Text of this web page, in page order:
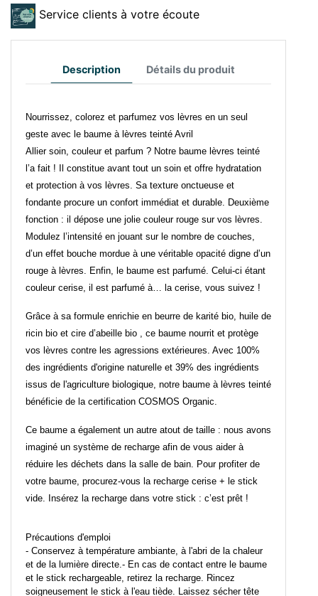
Service clients à votre écoute
Description Détails du produit
Nourrissez, colorez et parfumez vos lèvres en un seul
geste avec le baume à lèvres teinté Avril
Allier soin, couleur et parfum ? Notre baume lèvres teinté
l’a fait ! Il constitue avant tout un soin et offre hydratation
et protection à vos lèvres. Sa texture onctueuse et
fondante procure un confort immédiat et durable. Deuxième
fonction : il dépose une jolie couleur rouge sur vos lèvres.
Modulez l’intensité en jouant sur le nombre de couches,
d’un effet bouche mordue à une véritable opacité digne d’un
rouge à lèvres. Enfin, le baume est parfumé. Celui-ci étant
couleur cerise, il est parfumé à… la cerise, vous suivez !
Grâce à sa formule enrichie en beurre de karité bio, huile de
ricin bio et cire d’abeille bio , ce baume nourrit et protège
vos lèvres contre les agressions extérieures. Avec 100%
des ingrédients d'origine naturelle et 39% des ingrédients
issus de l'agriculture biologique, notre baume à lèvres teinté
bénéficie de la certification COSMOS Organic.
Ce baume a également un autre atout de taille : nous avons
imaginé un système de recharge afin de vous aider à
réduire les déchets dans la salle de bain. Pour profiter de
votre baume, procurez-vous la recharge cerise + le stick
vide. Insérez la recharge dans votre stick : c’est prêt !
Précautions d'emploi
- Conservez à température ambiante, à l'abri de la chaleur
et de la lumière directe.- En cas de contact entre le baume
et le stick rechargeable, retirez la recharge. Rincez
soigneusement le stick à l'eau tiède. Laissez sécher tête